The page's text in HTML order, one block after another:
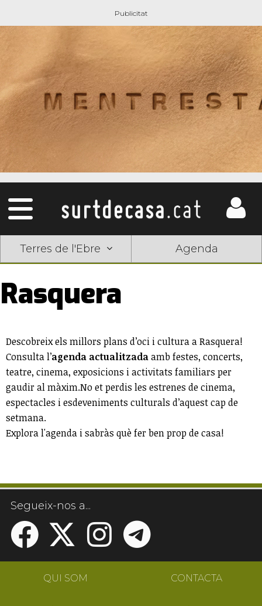
Terres de l'Ebre Agenda
Rasquera
Descobreix els millors plans d’oci i cultura a Rasquera!
Consulta l’agenda actualitzadaamb festes, concerts,
teatre, cinema, exposicions i activitats familiars per
gaudir al màxim.No et perdis les estrenes de cinema,
espectacles i esdeveniments culturals d’aquest cap de
setmana.
Explora l'agenda i sabràs què fer ben prop de casa!
Segueix-nos a...
QUI SOM CONTACTA